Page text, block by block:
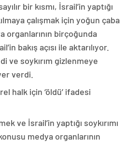
bir kısmı, İsrail’in yaptığı
çalışmak için yoğun çaba
organlarının birçoğunda
bakış açısı ile aktarılıyor.
ve soykırım gizlenmeye
verdi.
halk için ‘öldü’ ifadesi
ve İsrail’in yaptığı soykırımı
medya organlarının